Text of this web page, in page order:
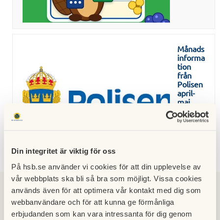
Din integritet är viktig för oss
På hsb.se använder vi cookies för att din upplevelse av
vår webbplats ska bli så bra som möjligt. Vissa cookies
används även för att optimera vår kontakt med dig som
webbanvändare och för att kunna ge förmånliga
erbjudanden som kan vara intressanta för dig genom
Månads
informa
tion
från
Polisen
april-
maj
30 juni
2026
2026 2025 2024 2023 2022 2021 2020 2019
2018 2017 2016 2015 2014 2013 2012 2011